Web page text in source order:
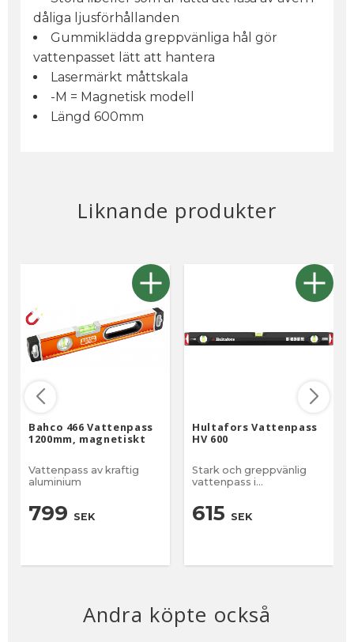
dåliga ljusförhållanden
Gummiklädda greppvänliga hål gör
vattenpasset lätt att hantera
Lasermärkt måttskala
-M = Magnetisk modell
Längd 600mm
Liknande produkter
Bahco 466 Vattenpass
1200mm, magnetiskt
Vattenpass av kraftig
aluminium
799 SEK
Hultafors Vattenpass
HV 600
Stark och greppvänlig
vattenpass i
615 SEK
Andra köpte också